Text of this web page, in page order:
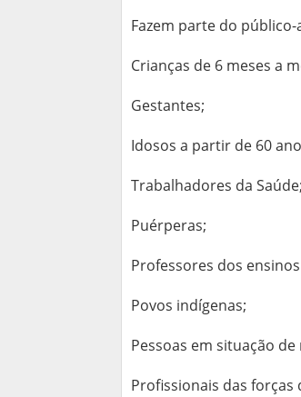
Fazem parte do público-
Crianças de 6 meses a
Gestantes;
Idosos a partir de 60
Trabalhadores da Saúde;
Puérperas;
Professores dos
Povos indígenas;
Pessoas em situação de
Profissionais das forças